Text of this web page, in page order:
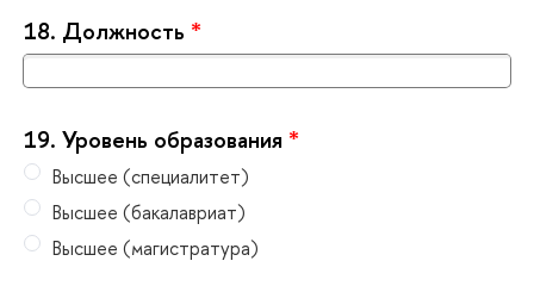
18. Должность *
19. Уровень образования *
ысшее (специалитет)
ысшее (бакалавриат)
ысшее (магистратура)